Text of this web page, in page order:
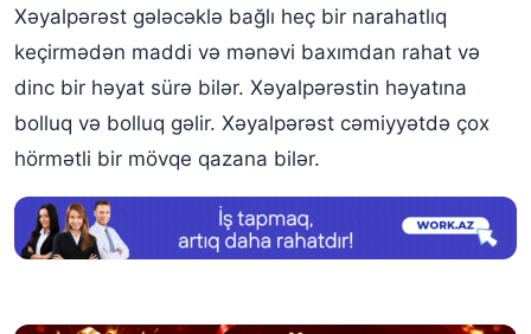
Xəyalpərəst gələcəklə bağlı heç bir narahatlıq
keçirmədən maddi və mənəvi baxımdan rahat və
dinc bir həyat sürə bilər. Xəyalpərəstin həyatına
bolluq və bolluq gəlir. Xəyalpərəst cəmiyyətdə çox
hörmətli bir mövqe qazana bilər.